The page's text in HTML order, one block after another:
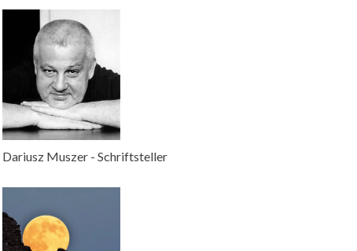
Dariusz Muszer - Schriftsteller